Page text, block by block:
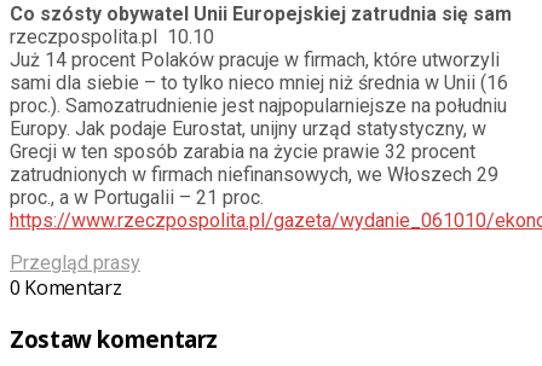
Co szósty obywatel Unii Europejskiej zatrudnia się sam
rzeczpospolita.pl 10.10
Już 14 procent Polaków pracuje w firmach, które utworzyli
sami dla siebie – to tylko nieco mniej niż średnia w Unii (16
proc.). Samozatrudnienie jest najpopularniejsze na południu
Europy. Jak podaje Eurostat, unijny urząd statystyczny, w
Grecji w ten sposób zarabia na życie prawie 32 procent
zatrudnionych w firmach niefinansowych, we Włoszech 29
proc., a w Portugalii – 21 proc.
https://www.rzeczpospolita.pl/gazeta/wydanie_061010/
Przegląd prasy
0 Komentarz
Zostaw komentarz